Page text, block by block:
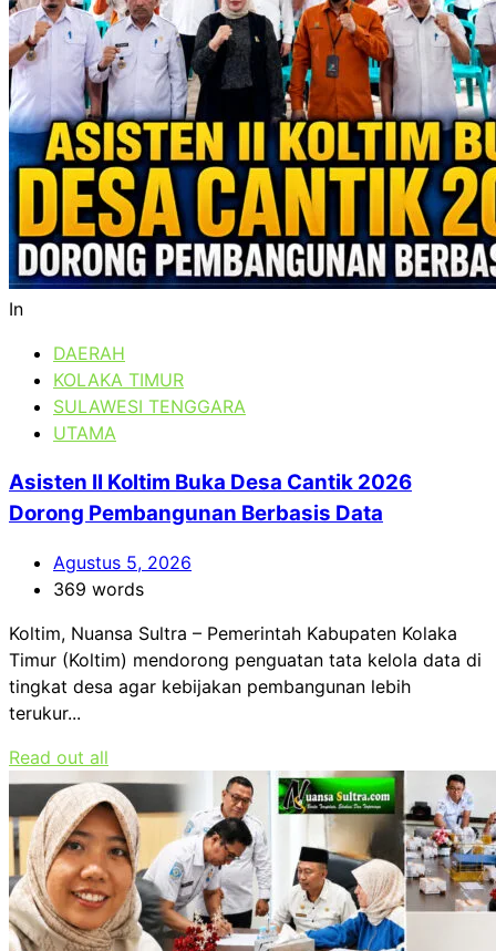
In
DAERAH
KOLAKA TIMUR
SULAWESI TENGGARA
UTAMA
Asisten II Koltim Buka Desa Cantik 2026
Dorong Pembangunan Berbasis Data
Agustus 5, 2026
369 words
Koltim, Nuansa Sultra – Pemerintah Kabupaten Kolaka
Timur (Koltim) mendorong penguatan tata kelola data di
tingkat desa agar kebijakan pembangunan lebih
terukur...
Read out all